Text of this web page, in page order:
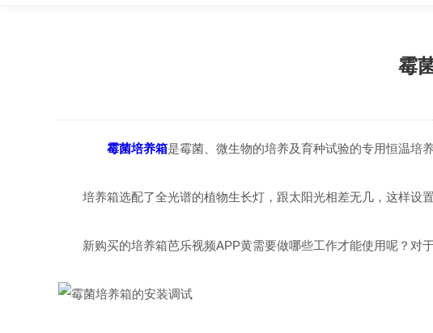
霉
霉菌培养箱是霉菌、微生物的培养及育种试验的专用恒温培养装
培养箱选配了全光谱的植物生长灯，跟太阳光相差无几，这样设
新购买的培养箱芭乐视频APP黄需要做哪些工作才能使用呢？对于这